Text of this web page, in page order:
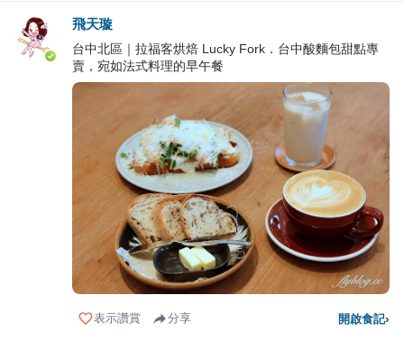
飛天璇
台中北區｜拉福客烘焙 Lucky Fork．台中酸麵包甜點專
賣，宛如法式料理的早午餐
表示讚賞 分享 開啟食記›